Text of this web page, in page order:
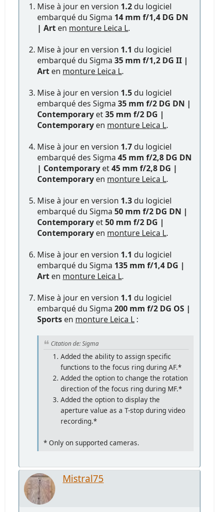
Mise à jour en version 1.2 du logiciel
embarqué du Sigma 14 mm f/1,4 DG DN
| Art en monture Leica L.
Mise à jour en version 1.1 du logiciel
embarqué du Sigma35 mm f/1,2 DG II |
Art en monture Leica L.
Mise à jour en version 1.5 du logiciel
embarqué des Sigma35 mm f/2 DG DN |
Contemporary et35 mm f/2 DG |
Contemporary en monture Leica L.
Mise à jour en version 1.7 du logiciel
embarqué des Sigma45 mm f/2,8 DG DN
| Contemporary et45 mm f/2,8 DG |
Contemporary en monture Leica L.
Mise à jour en version 1.3 du logiciel
embarqué du Sigma50 mm f/2 DG DN |
Contemporary et50 mm f/2 DG |
Contemporary en monture Leica L.
Mise à jour en version 1.1 du logiciel
embarqué du Sigma 135 mm f/1,4 DG |
Art en monture Leica L.
Mise à jour en version 1.1 du logiciel
embarqué du Sigma200 mm f/2 DG OS |
Sports en monture Leica L :
Citation de: Sigma
Added the ability to assign specific
functions to the focus ring during AF.*
Added the option to change the rotation
direction of the focus ring during MF.*
Added the option to display the
aperture value as a T-stop during video
recording.*
* Only on supported cameras.
Mistral75